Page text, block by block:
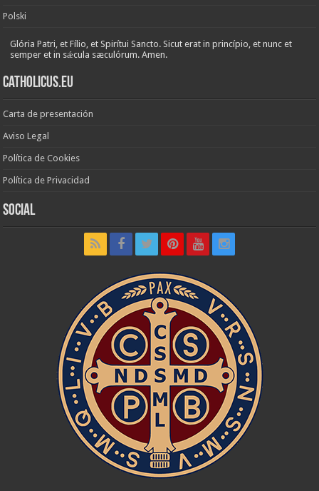
Polski
Glória Patri, et Fílio, et Spirítui Sancto. Sicut erat in princípio, et nunc et
semper et in sǽcula sæculórum. Amen.
Catholicus.eu
Carta de presentación
Aviso Legal
Política de Cookies
Política de Privacidad
Social